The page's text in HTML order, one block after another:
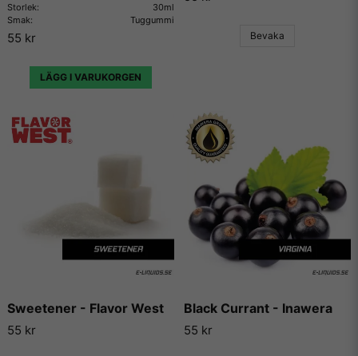
Storlek:
30ml
Smak:
Tuggummi
55 kr
LÄGG I VARUKORGEN
Bevaka
Sweetener - Flavor West
55 kr
Black Currant - Inawera
55 kr
E-Liquids.se
Wonder Flavors och kunna erbjuda våra kunder några av de
essenserna som finns på marknaden.
Wonder Flavors har gjort sig kända över hela världen för sina
aromer och essenser och används idag både till matlagning,
bakning och till e-juicer för e-cigaretter. Aromerna beskrivs
av många som det bästa på marknaden för att det smakar
mycket, utan att smaka kemikaliskt.
Vi på E-liquids kan inte annat än att hålla med alla som ger
Wonder Flavors högsta betyg gång på gång, eftersom de
levererar varje gång de skapar en ny arom och essens, och
Vill du ha tips på blandningar och recept som du kan
använda dessa aromer till, så finns det en hel uppsjö av